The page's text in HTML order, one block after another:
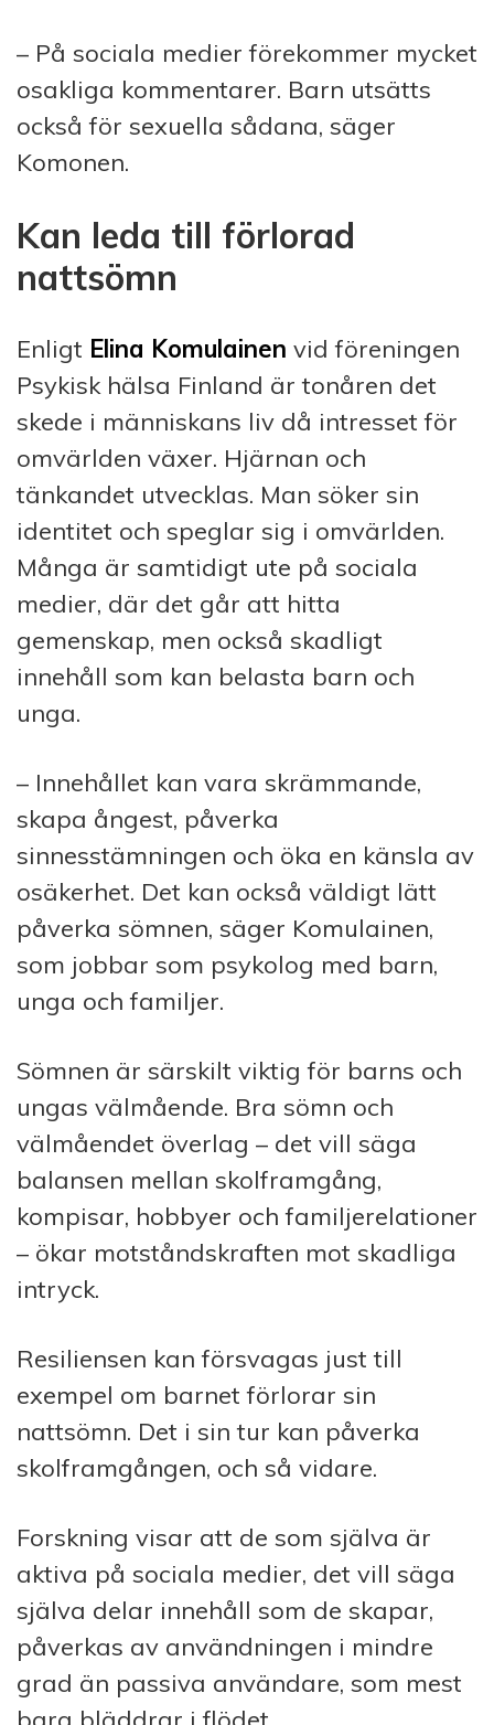
– På sociala medier förekommer mycket
osakliga kommentarer. Barn utsätts
också för sexuella sådana, säger
Komonen.
Kan leda till förlorad
nattsömn
Enligt Elina Komulainen vid föreningen
Psykisk hälsa Finland är tonåren det
skede i människans liv då intresset för
omvärlden växer. Hjärnan och
tänkandet utvecklas. Man söker sin
identitet och speglar sig i omvärlden.
Många är samtidigt ute på sociala
medier, där det går att hitta
gemenskap, men också skadligt
innehåll som kan belasta barn och
unga.
– Innehållet kan vara skrämmande,
skapa ångest, påverka
sinnesstämningen och öka en känsla av
osäkerhet. Det kan också väldigt lätt
påverka sömnen, säger Komulainen,
som jobbar som psykolog med barn,
unga och familjer.
Sömnen är särskilt viktig för barns och
ungas välmående. Bra sömn och
välmåendet överlag – det vill säga
balansen mellan skolframgång,
kompisar, hobbyer och familjerelationer
– ökar motståndskraften mot skadliga
intryck.
Resiliensen kan försvagas just till
exempel om barnet förlorar sin
nattsömn. Det i sin tur kan påverka
skolframgången, och så vidare.
Forskning visar att de som själva är
aktiva på sociala medier, det vill säga
själva delar innehåll som de skapar,
påverkas av användningen i mindre
grad än passiva användare, som mest